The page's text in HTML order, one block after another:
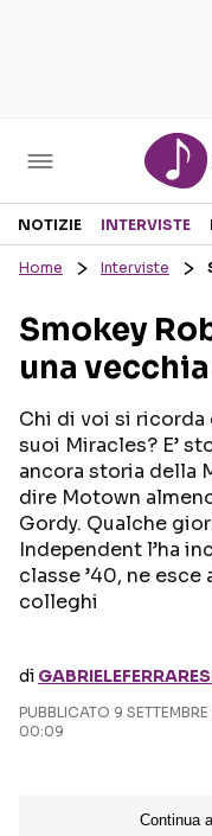
Sezioni
RECENSIONI
INTERVISTE
GOSSIP E
NOTIZIE INTERVISTE
Home Interviste
Smokey
una
Chi di voi si ricorda
suoi Miracles? E’
ancora storia della
dire Motown
Gordy. Qualche
Independent l’ha
classe ’40, ne
colleghi
di
PUBBLICATO 9
00:09